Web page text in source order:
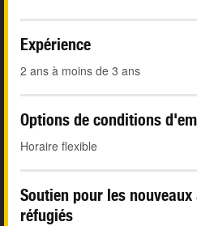
Expérience
2 ans à moins de 3 ans
Options de conditions
Horaire flexible
Soutien pour les
réfugiés